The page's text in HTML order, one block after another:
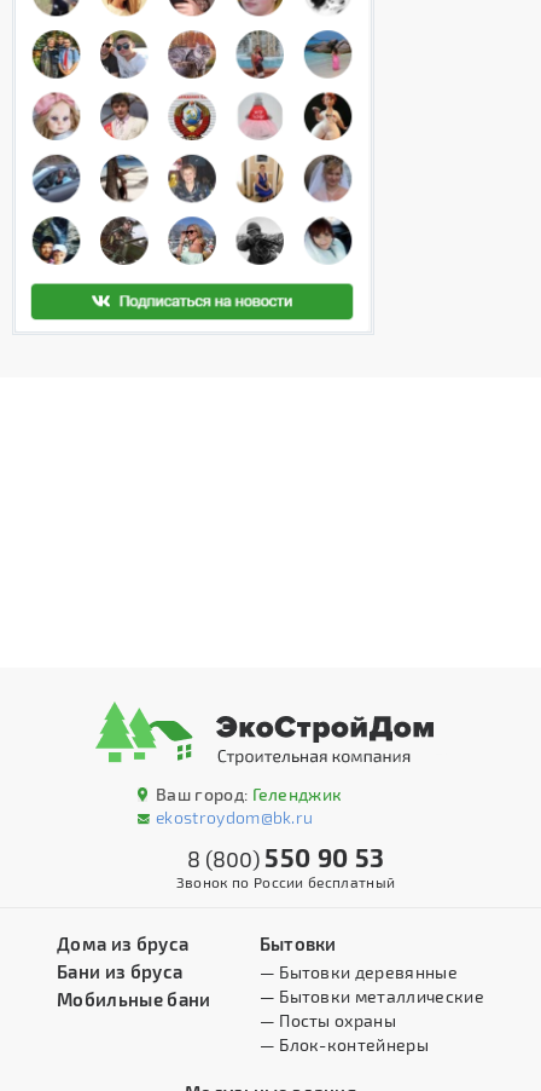
Ваш город: Геленджик
ekostroydom@bk.ru
8 (800) 550 90 53
Звонок по России бесплатный
Дома из бруса
Бани из бруса
Мобильные бани
Бытовки
— Бытовки деревянные
— Бытовки металлические
— Посты охраны
— Блок-контейнеры